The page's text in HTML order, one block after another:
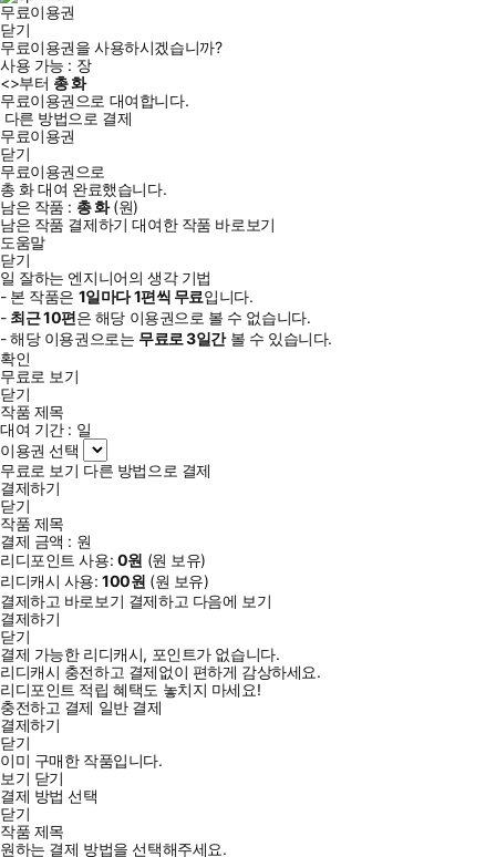
무료이용권
닫기
무료이용권을 사용하시겠습니까?
사용 가능 : 장
<>부터 총화
무료이용권으로 대여합니다.
다른 방법으로 결제
무료이용권
닫기
무료이용권으로
총 화대여 완료했습니다.
남은 작품 : 총화(원)
남은 작품 결제하기 대여한 작품 바로보기
도움말
닫기
일 잘하는 엔지니어의 생각 기법
- 본 작품은 1일마다1편씩 무료입니다.
- 최근10편은 해당 이용권으로 볼 수 없습니다.
- 해당 이용권으로는 무료로3일간볼 수 있습니다.
확인
무료로 보기
닫기
작품 제목
대여 기간 : 일
이용권 선택
무료로 보기 다른 방법으로 결제
결제하기
닫기
작품 제목
결제 금액 : 원
리디포인트 사용: 0원 (원 보유)
리디캐시 사용:100원 (원 보유)
결제하고 바로보기 결제하고 다음에 보기
결제하기
닫기
결제 가능한 리디캐시, 포인트가 없습니다.
리디캐시 충전하고 결제없이 편하게 감상하세요.
리디포인트 적립 혜택도 놓치지 마세요!
충전하고 결제 일반 결제
결제하기
닫기
이미 구매한 작품입니다.
보기 닫기
결제 방법 선택
닫기
작품 제목
원하는 결제 방법을 선택해주세요.